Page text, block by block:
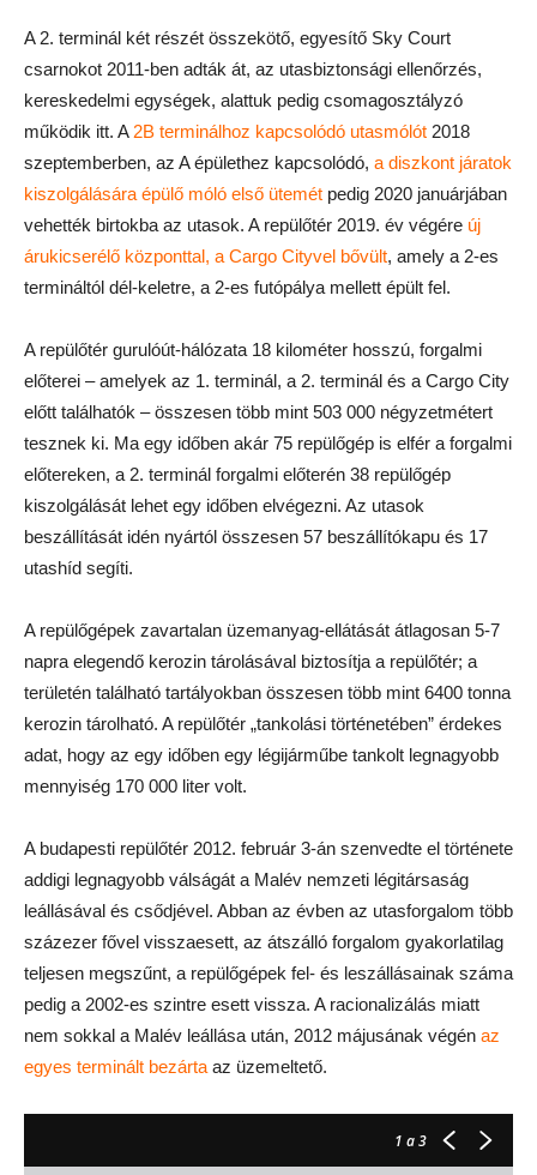
A 2. terminál két részét összekötő, egyesítő Sky Court
csarnokot 2011-ben adták át, az utasbiztonsági ellenőrzés,
kereskedelmi egységek, alattuk pedig csomagosztályzó
működik itt. A 2B terminálhoz kapcsolódó utasmólót 2018
szeptemberben, az A épülethez kapcsolódó, a diszkont járatok
kiszolgálására épülő móló első ütemét pedig 2020 januárjában
vehették birtokba az utasok. A repülőtér 2019. év végére új
árukicserélő központtal, a Cargo Cityvel bővült, amely a 2-es
termináltól dél-keletre, a 2-es futópálya mellett épült fel.
A repülőtér gurulóút-hálózata 18 kilométer hosszú, forgalmi
előterei – amelyek az 1. terminál, a 2. terminál és a Cargo City
előtt találhatók – összesen több mint 503 000 négyzetmétert
tesznek ki. Ma egy időben akár 75 repülőgép is elfér a forgalmi
előtereken, a 2. terminál forgalmi előterén 38 repülőgép
kiszolgálását lehet egy időben elvégezni. Az utasok
beszállítását idén nyártól összesen 57 beszállítókapu és 17
utashíd segíti.
A repülőgépek zavartalan üzemanyag-ellátását átlagosan 5-7
napra elegendő kerozin tárolásával biztosítja a repülőtér; a
területén található tartályokban összesen több mint 6400 tonna
kerozin tárolható. A repülőtér „tankolási történetében” érdekes
adat, hogy az egy időben egy légijárműbe tankolt legnagyobb
mennyiség 170 000 liter volt.
A budapesti repülőtér 2012. február 3-án szenvedte el története
addigi legnagyobb válságát a Malév nemzeti légitársaság
leállásával és csődjével. Abban az évben az utasforgalom több
százezer fővel visszaesett, az átszálló forgalom gyakorlatilag
teljesen megszűnt, a repülőgépek fel- és leszállásainak száma
pedig a 2002-es szintre esett vissza. A racionalizálás miatt
nem sokkal a Malév leállása után, 2012 májusának végén az
egyes terminált bezárta az üzemeltető.
1 a 3